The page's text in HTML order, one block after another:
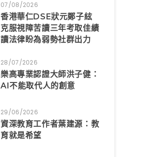
07/08/2026
香港華仁DSE狀元鄭子絃
克服視障苦讀三年考取佳績
讀法律盼為弱勢社群出力
28/07/2026
樂高專業認證大師洪子健：
AI不能取代人的創意
29/06/2026
資深教育工作者葉建源：教
育就是希望